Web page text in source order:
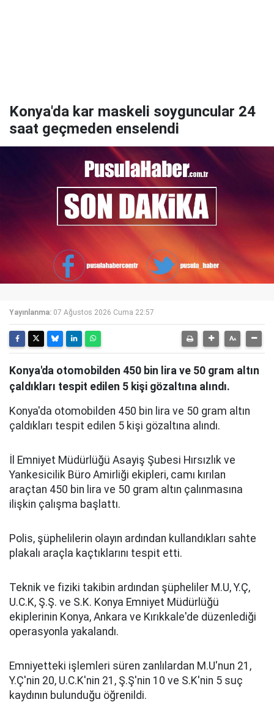
Konya'da kar maskeli soyguncular 24
saat geçmeden enselendi
Yayınlanma: 07 Ağustos 2026 Cuma 22:57
Konya'da otomobilden 450 bin lira ve 50 gram altın
çaldıkları tespit edilen 5 kişi gözaltına alındı.
Konya'da otomobilden 450 bin lira ve 50 gram altın
çaldıkları tespit edilen 5 kişi gözaltına alındı.
İl Emniyet Müdürlüğü Asayiş Şubesi Hırsızlık ve
Yankesicilik Büro Amirliği ekipleri, camı kırılan
araçtan 450 bin lira ve 50 gram altın çalınmasına
ilişkin çalışma başlattı.
Polis, şüphelilerin olayın ardından kullandıkları sahte
plakalı araçla kaçtıklarını tespit etti.
Teknik ve fiziki takibin ardından şüpheliler M.U, Y.Ç,
U.C.K, Ş.Ş. ve S.K. Konya Emniyet Müdürlüğü
ekiplerinin Konya, Ankara ve Kırıkkale'de düzenlediği
operasyonla yakalandı.
Emniyetteki işlemleri süren zanlılardan M.U'nun 21,
Y.Ç'nin 20, U.C.K'nin 21, Ş.Ş'nin 10 ve S.K'nin 5 suç
kaydının bulunduğu öğrenildi.